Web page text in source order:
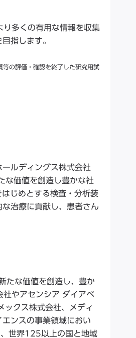
り多くの有用な情報を収集
指します。
の評価・確認を終了した研究用試
ルディングス株式会社
な価値を創造し豊かな社
じめとする検査・分析装
治療に貢献し、患者さん
たな価値を創造し、豊か
社やアセンシア ダイアベ
ックス株式会社、メディ
ンスの事業領域におい
世界125以上の国と地域